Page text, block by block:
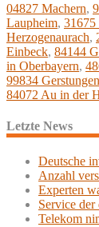
04827 Machern,
Laupheim, 31675
Herzogenaurach,
Einbeck, 84144
in Oberbayern,
99834 Gerstungen
84072 Au in der
Letzte News
Deutsche
Anzahl
Experten
Service der
Telekom